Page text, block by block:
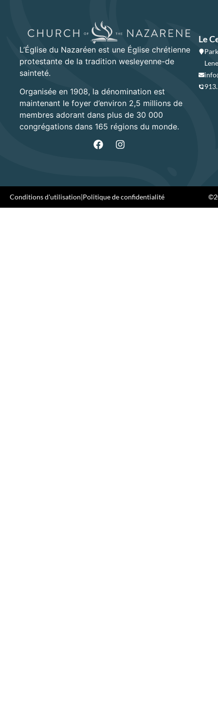
L’Église du Nazaréen est une Église chrétienne
protestante de la tradition wesleyenne-de
sainteté.
Organisée en 1908, la dénomination est
maintenant le foyer d’environ 2,5 millions de
membres adorant dans plus de 30 000
congrégations dans 165 régions du monde.
Le
Conditions d'utilisation|Politique de confidentialité